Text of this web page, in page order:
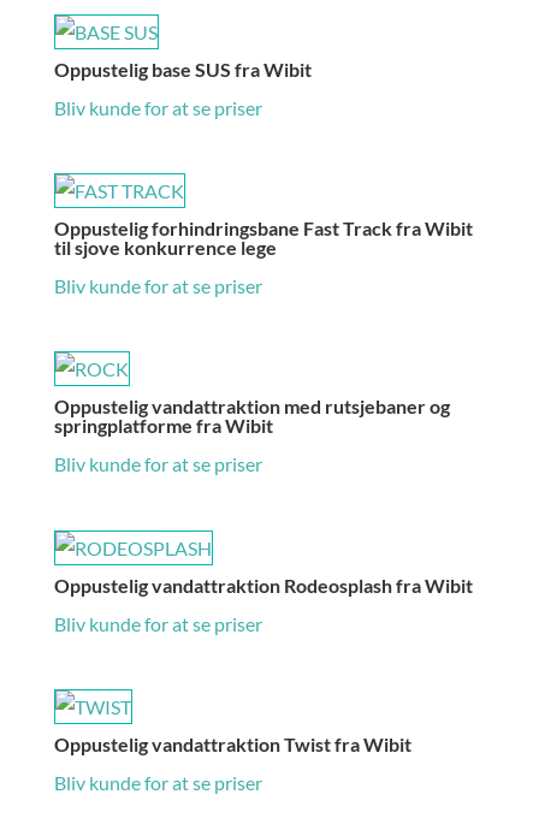
Oppustelig base SUS fra Wibit
Bliv kunde for at se priser
Oppustelig forhindringsbane Fast Track fra Wibit
til sjove konkurrence lege
Bliv kunde for at se priser
Oppustelig vandattraktion med rutsjebaner og
springplatforme fra Wibit
Bliv kunde for at se priser
Oppustelig vandattraktion Rodeosplash fra Wibit
Bliv kunde for at se priser
Oppustelig vandattraktion Twist fra Wibit
Bliv kunde for at se priser